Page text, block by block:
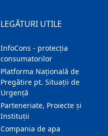
LEGĂTURI UTILE
InfoCons - protecția
consumatorilor
Platforma Națională de
Pregătire pt. Situații de
Urgență
Parteneriate, Proiecte și
Instituții
Compania de apa